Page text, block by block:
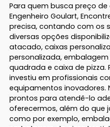
Para quem busca preço
Engenheiro Goulart,
precisa, contando com os
diversas opções
atacado, caixas
personalizada, embalagem
quadrada e caixa de pizza.
investiu em profissionais
equipamentos inovadores.
prontos para atendê-lo
oferecermos, além do que
como por exemplo,